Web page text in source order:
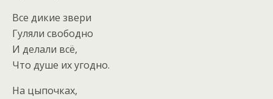
Все дикие звери
Гуляли свободно
И делали всё,
Что душе их угодно.
На цыпочках,